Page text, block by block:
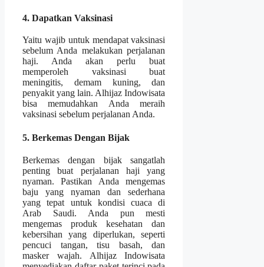
4. Dapatkan Vaksinasi
Yaitu wajib untuk mendapat vaksinasi
sebelum Anda melakukan perjalanan
haji. Anda akan perlu buat
memperoleh vaksinasi buat
meningitis, demam kuning, dan
penyakit yang lain. Alhijaz Indowisata
bisa memudahkan Anda meraih
vaksinasi sebelum perjalanan Anda.
5. Berkemas Dengan Bijak
Berkemas dengan bijak sangatlah
penting buat perjalanan haji yang
nyaman. Pastikan Anda mengemas
baju yang nyaman dan sederhana
yang tepat untuk kondisi cuaca di
Arab Saudi. Anda pun mesti
mengemas produk kesehatan dan
kebersihan yang diperlukan, seperti
pencuci tangan, tisu basah, dan
masker wajah. Alhijaz Indowisata